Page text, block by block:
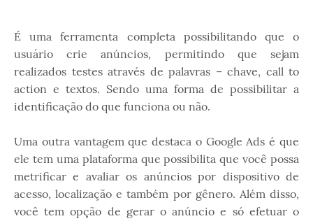
É uma ferramenta completa possibilitando que o
usuário crie anúncios, permitindo que sejam
realizados testes através de palavras – chave, call to
action e textos. Sendo uma forma de possibilitar a
identificação do que funciona ou não.
Uma outra vantagem que destaca o Google Ads é que
ele tem uma plataforma que possibilita que você possa
metrificar e avaliar os anúncios por dispositivo de
acesso, localização e também por gênero. Além disso,
você tem opção de gerar o anúncio e só efetuar o